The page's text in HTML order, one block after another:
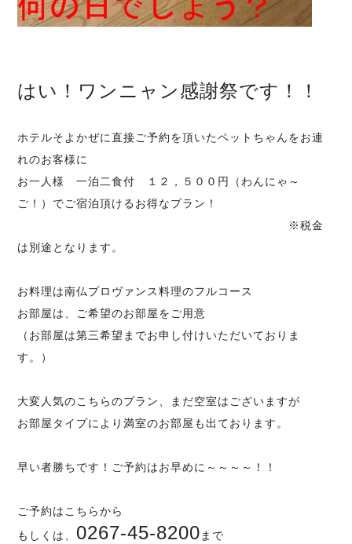
はい！ワンニャン感謝祭です！！
ホテルそよかぜに直接ご予約を頂いたペットちゃんをお連
れのお客様に
お一人様 一泊二食付 １２，５００円（わんにゃ～
ご！）でご宿泊頂けるお得なプラン！
※税金
は別途となります。
お料理は南仏プロヴァンス料理のフルコース
お部屋は、ご希望のお部屋をご用意
（お部屋は第三希望までお申し付けいただいておりま
す。）
大変人気のこちらのプラン、まだ空室はございますが
お部屋タイプにより満室のお部屋も出ております。
早い者勝ちです！ご予約はお早めに～～～～！！
ご予約は こちらから
もしくは、 0267-45-8200 まで